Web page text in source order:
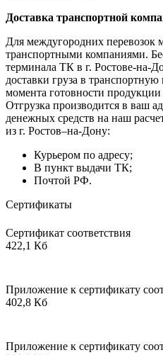
Доставка транспортной
Для междугородних перевозок
транспортными компаниями.
терминала ТК в г. Ростове-на-
доставки груза в
момента готовности продукции
Отгрузка производится в ваш
денежных средств на наш
из г. Ростов–на-Дону:
Курьером по адресу;
В пункт выдачи ТК;
Почтой РФ.
Сертификаты
Сертификат соответствия
422,1 Кб
Приложение к сертификату
402,8 Кб
Приложение к сертификату